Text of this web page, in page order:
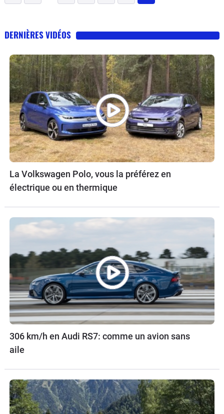
DERNIÈRES VIDÉOS
La Volkswagen Polo, vous la préférez en
électrique ou en thermique
306 km/h en Audi RS7: comme un avion sans
aile